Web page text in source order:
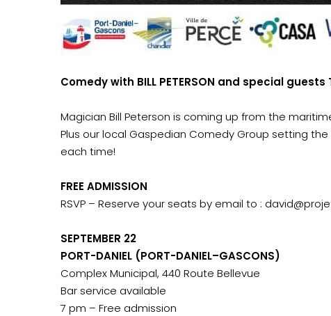
Comedy with BILL PETERSON and special guests
Magician Bill Peterson is coming up from the
Plus our local Gaspedian Comedy Group setting
each time!
FREE ADMISSION
RSVP – Reserve your seats by email to :
SEPTEMBER 22
PORT-DANIEL (PORT-DANIEL–GASCONS)
Complex Municipal, 440 Route Bellevue
Bar service available
7 pm – Free admission